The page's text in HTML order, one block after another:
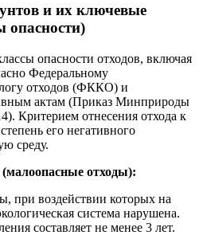
и их ключевые
опасности)
опасности отходов, включая
Федеральному
отходов (ФККО) и
актам (Приказ Минприроды
Критерием отнесения отхода к
его негативного
среду.
(малоопасные отходы):
при воздействии которых на
система нарушена.
составляет не менее 3 лет.